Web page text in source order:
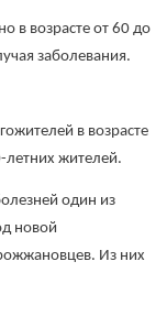
в возрасте от 60 до
заболевания.
в возрасте
летних жителей.
один из
новой
Из них